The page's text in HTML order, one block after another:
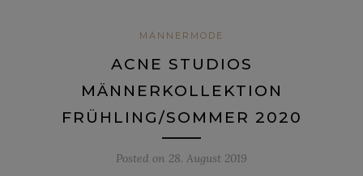
MÄNNERMODE
ACNE STUDIOS
MÄNNERKOLLEKTION
FRÜHLING/SOMMER 2020
Posted on 28. August 2019